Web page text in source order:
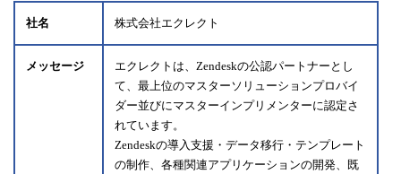
社名 株式会社エクレクト
メッセージ
エクレクトは、Zendeskの公認パートナーとし
て、最上位のマスターソリューションプロバイ
ダー並びにマスターインプリメンターに認定さ
れています。
Zendeskの導入支援・データ移行・テンプレート
の制作、各種関連アプリケーションの開発、既